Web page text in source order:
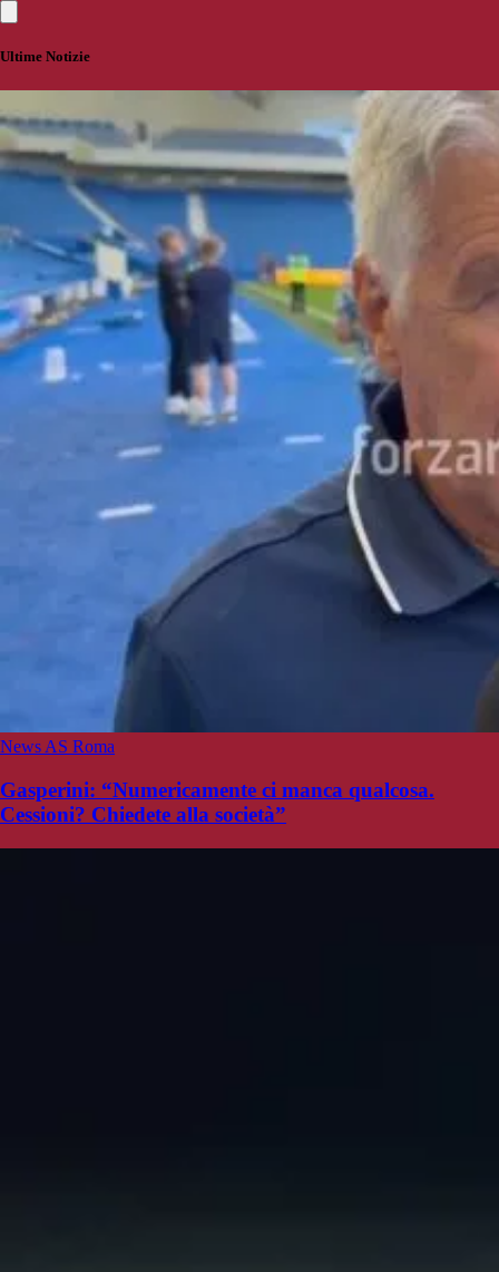
Ultime Notizie
News AS Roma
Gasperini: “Numericamente ci manca qualcosa.
Cessioni? Chiedete alla società”